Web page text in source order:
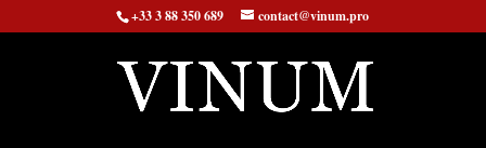
+33 3 88 350 689 contact@vinum.pro